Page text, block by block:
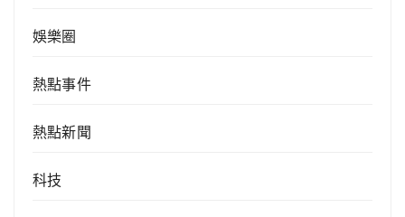
娛樂圈
熱點事件
熱點新聞
科技